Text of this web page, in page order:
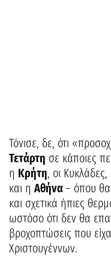
Τόνισε, δε, ότι
Τετάρτη σε κάποιες
η Κρήτη, οι Κυκλάδες,
και η Αθήνα– όπου θα
και σχετικά ήπιες
ωστόσο ότι δεν θα
βροχοπτώσεις που
Χριστουγέννων.